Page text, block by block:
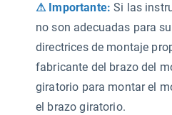
⚠ Importante: Si las
no son adecuadas para
directrices de montaje
fabricante del brazo del
giratorio para montar el
el brazo giratorio.